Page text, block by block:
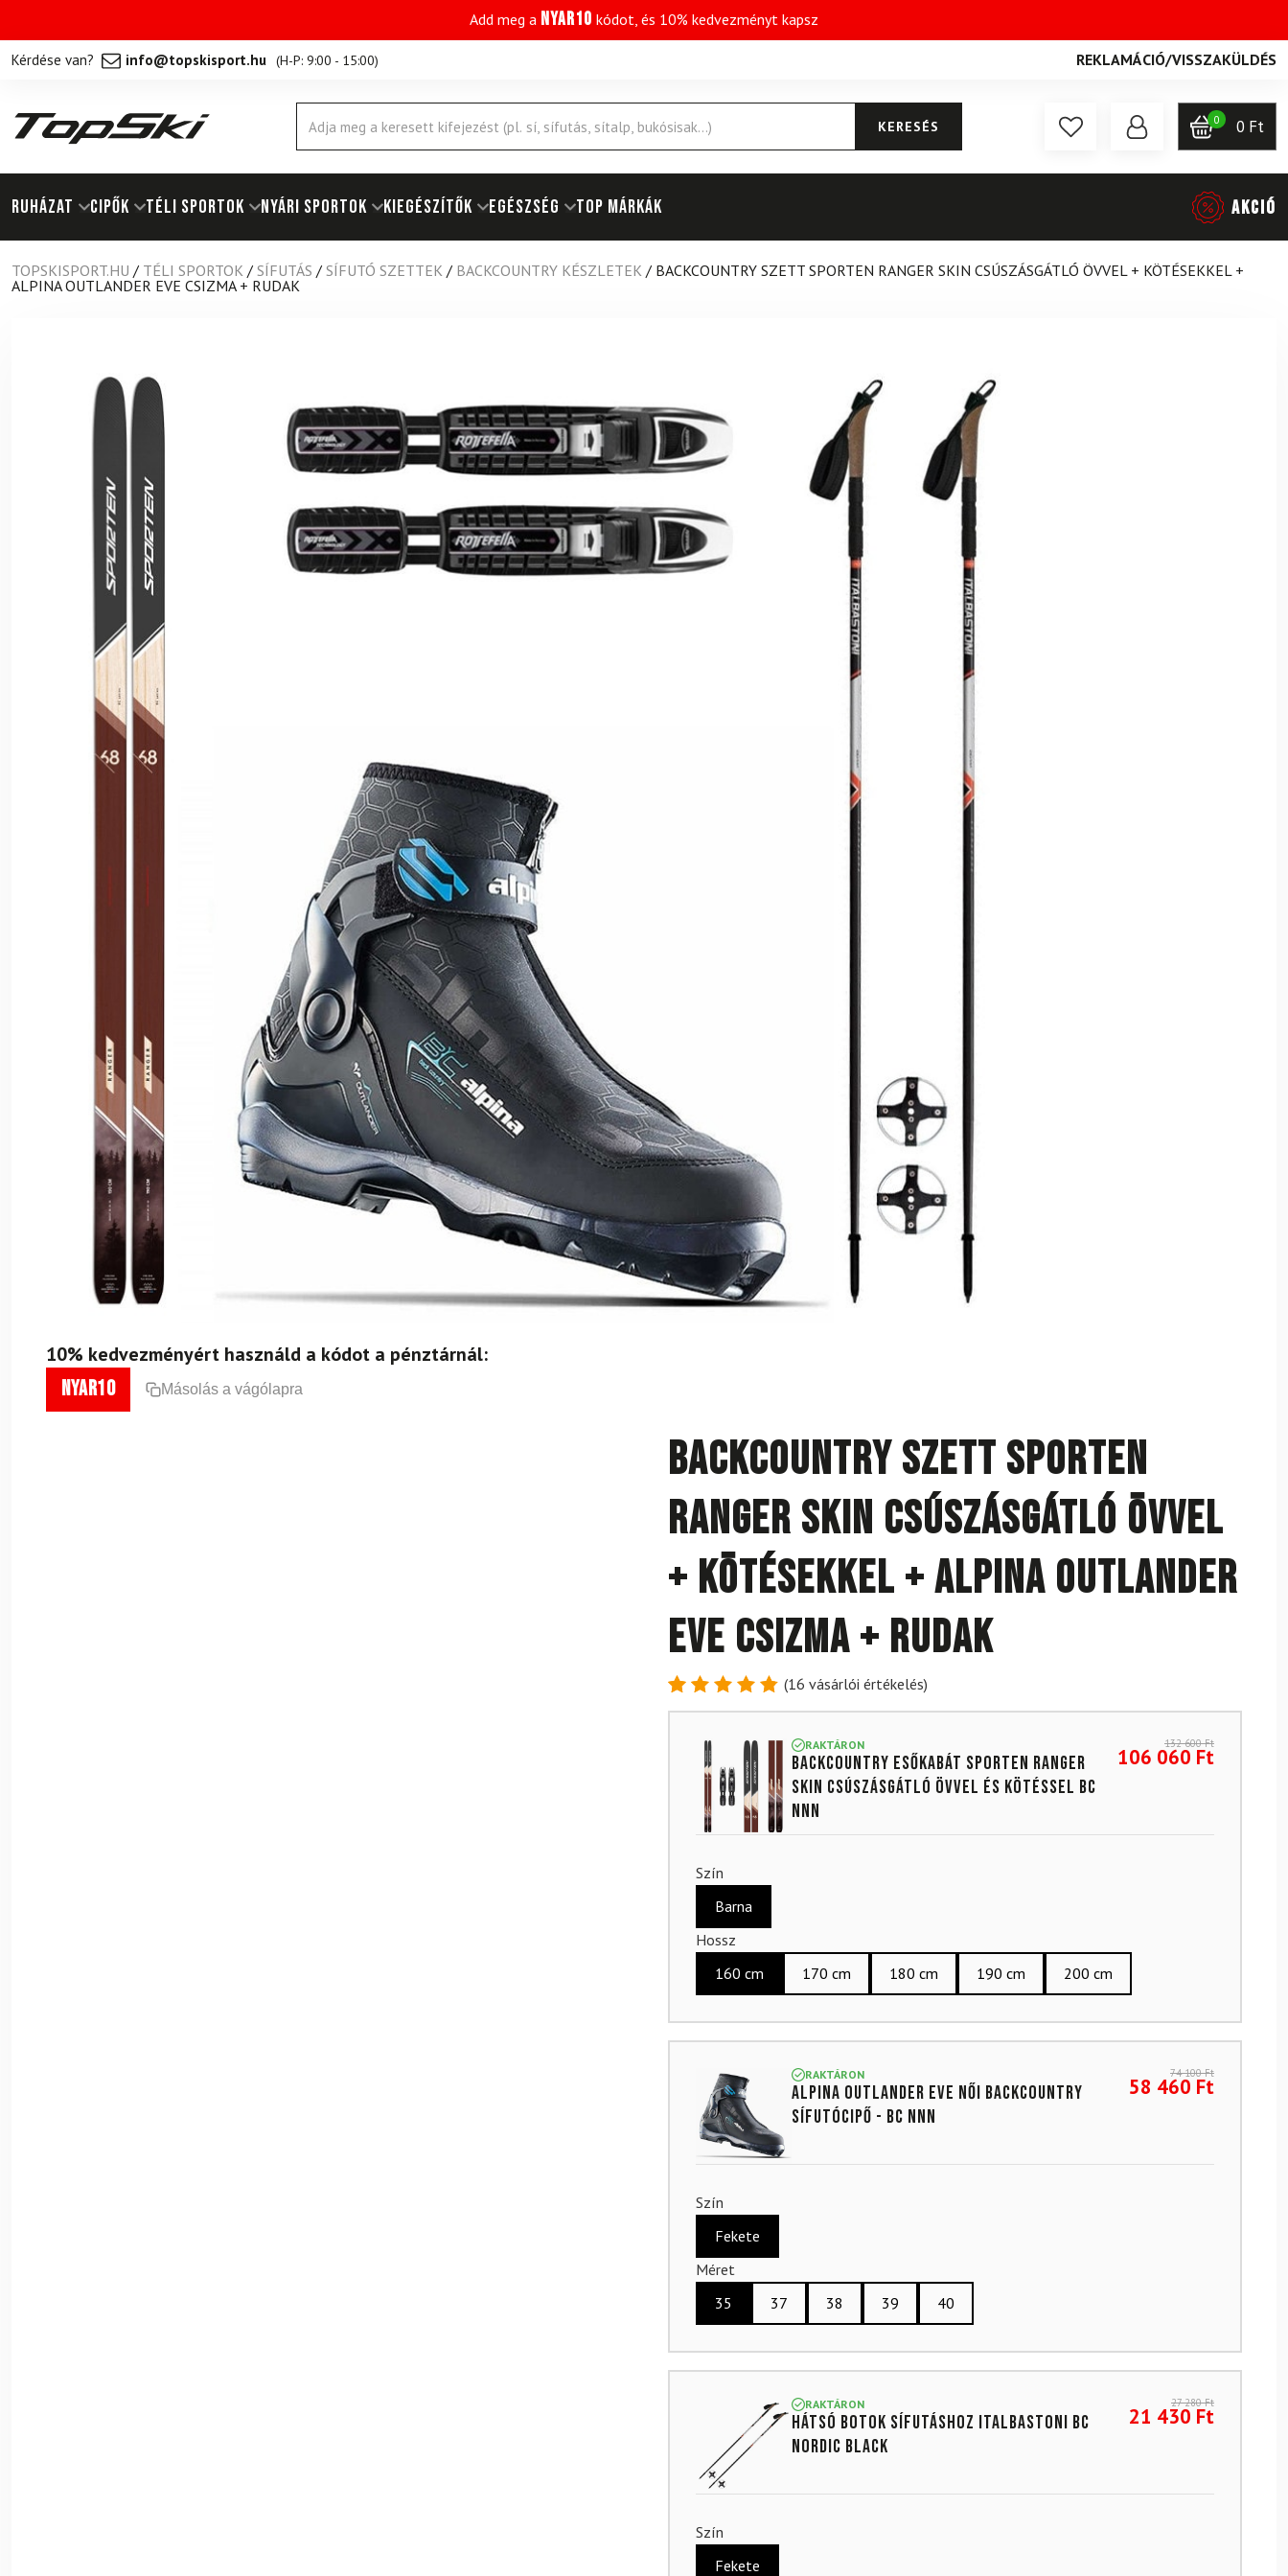
Add meg a NYAR10 kódot, és 10% kedvezményt kapsz
Kérdése van? info@topskisport.hu (H-P: 9:00 - 15:00) REKLAMÁCIÓ/VISSZAKÜLDÉS
Products
search
KERESÉS 0 0 Ft
RUHÁZAT Cipők TÉLI SPORTOK NYÁRI SPORTOK KIEGÉSZÍTŐK EGÉSZSÉG Top márkák AKCIÓ
TOPSKISPORT.HU / TÉLI SPORTOK / SÍFUTÁS / SÍFUTÓ SZETTEK / BACKCOUNTRY KÉSZLETEK / BACKCOUNTRY SZETT SPORTEN RANGER SKIN CSÚSZÁSGÁTLÓ ÖVVEL + KÖTÉSEKKEL +
ALPINA OUTLANDER EVE CSIZMA + RUDAK
10% kedvezményért használd a kódot a pénztárnál:
nyar10 Másolás a vágólapra
Backcountry szett SPORTEN
Ranger SKIN csúszásgátló övvel
+ kötésekkel + Alpina Outlander
Eve csizma + rudak
Értékelés
5-ből,
16
értékelés
alapján
(16 vásárlói értékelés)
RAKTÁRON
Backcountry esőkabát SPORTEN Ranger
SKIN csúszásgátló övvel és kötéssel BC
NNN
132 600Ft
106 060 Ft
Szín
Barna
Hossz
160 cm
170 cm 180 cm 190 cm 200 cm
RAKTÁRON
ALPINA Outlander EVE női backcountry
sífutócipő - BC NNN
74 100Ft
58 460 Ft
Szín
Fekete
Méret
35
37 38 39 40
RAKTÁRON
Hátsó botok sífutáshoz ITALBASTONI BC
Nordic Black
27 280Ft
21 430 Ft
Szín
Fekete